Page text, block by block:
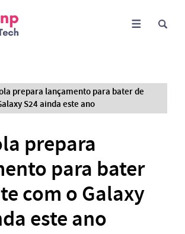
prepara lançamento para bater de
S24 ainda este ano
prepara
para bater
com o Galaxy
este ano